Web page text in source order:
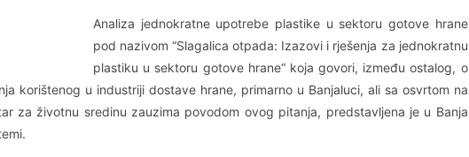
Analiza jednokratne upotrebe plastike u sektoru gotove hrane
pod nazivom “Slagalica otpada: Izazovi i rješenja za jednokratnu
plastiku u sektoru gotove hrane“ koja govori, između ostalog, o
korištenog u industriji dostave hrane, primarno u Banjaluci, ali sa osvrtom na
za životnu sredinu zauzima povodom ovog pitanja, predstavljena je u Banja